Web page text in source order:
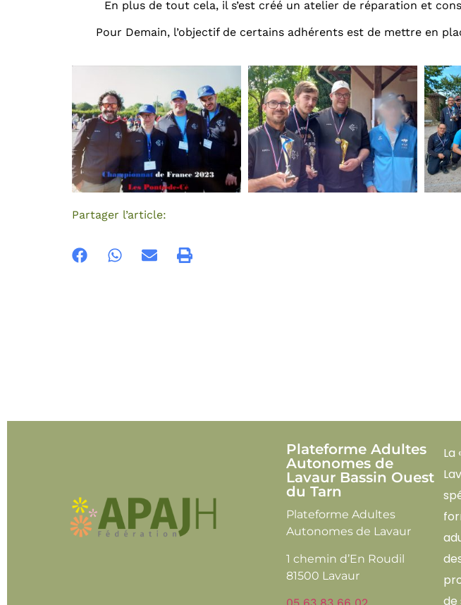
En plus de tout cela, il s’est créé un atelier de réparation et
Pour Demain, l’objectif de certains adhérents est de mettre en
Partager l’article:
Plateforme Adultes
Autonomes de
Lavaur Bassin Ouest
du Tarn
Plateforme Adultes
Autonomes de Lavaur
1 chemin d’En Roudil
81500 Lavaur
La
de